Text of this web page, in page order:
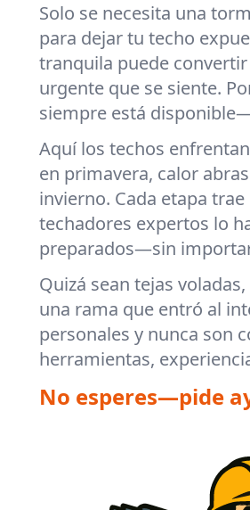
Solo se necesita una
para dejar tu techo
tranquila puede
urgente que se siente.
siempre está
Aquí los techos
en primavera, calor
invierno. Cada etapa
techadores expertos lo
preparados—sin
Quizá sean tejas
una rama que entró al
personales y nunca son
herramientas,
No esperes—pide